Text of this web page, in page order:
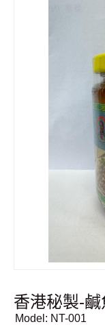
香港秘製-鹹
Model: NT-001